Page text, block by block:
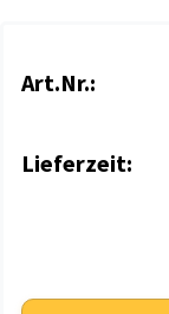
Art.Nr.:
Lieferzeit: